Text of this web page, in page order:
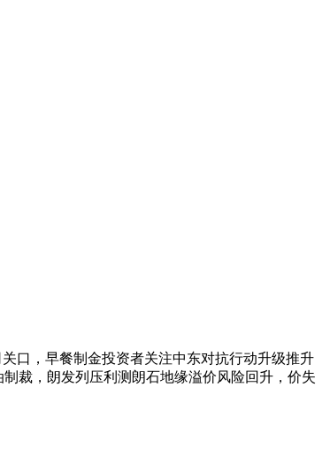
口，早餐制金投资者关注中东对抗行动升级推升
裁，朗发列压利测朗石地缘溢价风险回升，价失